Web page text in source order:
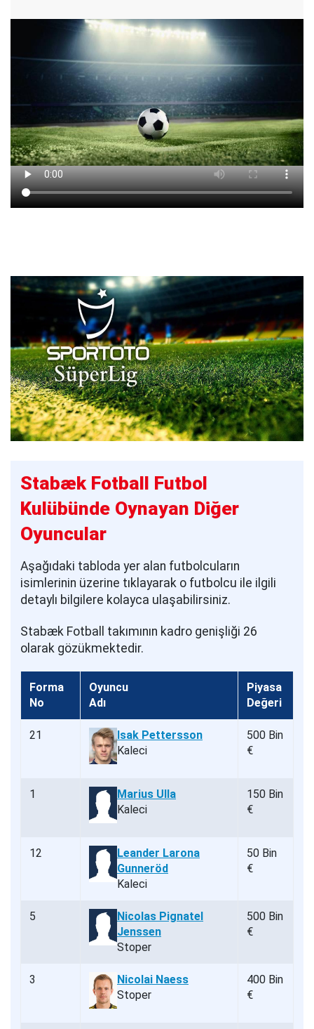
Stabæk Fotball Futbol
Kulübünde Oynayan Diğer
Oyuncular
Aşağıdaki tabloda yer alan futbolcuların
isimlerinin üzerine tıklayarak o futbolcu ile ilgili
detaylı bilgilere kolayca ulaşabilirsiniz.
Stabæk Fotball takımının kadro genişliği 26
olarak gözükmektedir.
Forma
No
Oyuncu
Adı
Piyasa
Değeri
21
Isak Pettersson
Kaleci
500 Bin
€
1
Marius Ulla
Kaleci
150 Bin
€
12
Leander Larona
Gunneröd
Kaleci
50 Bin
€
5
Nicolas Pignatel
Jenssen
Stoper
500 Bin
€
3
Nicolai Naess
Stoper
400 Bin
€